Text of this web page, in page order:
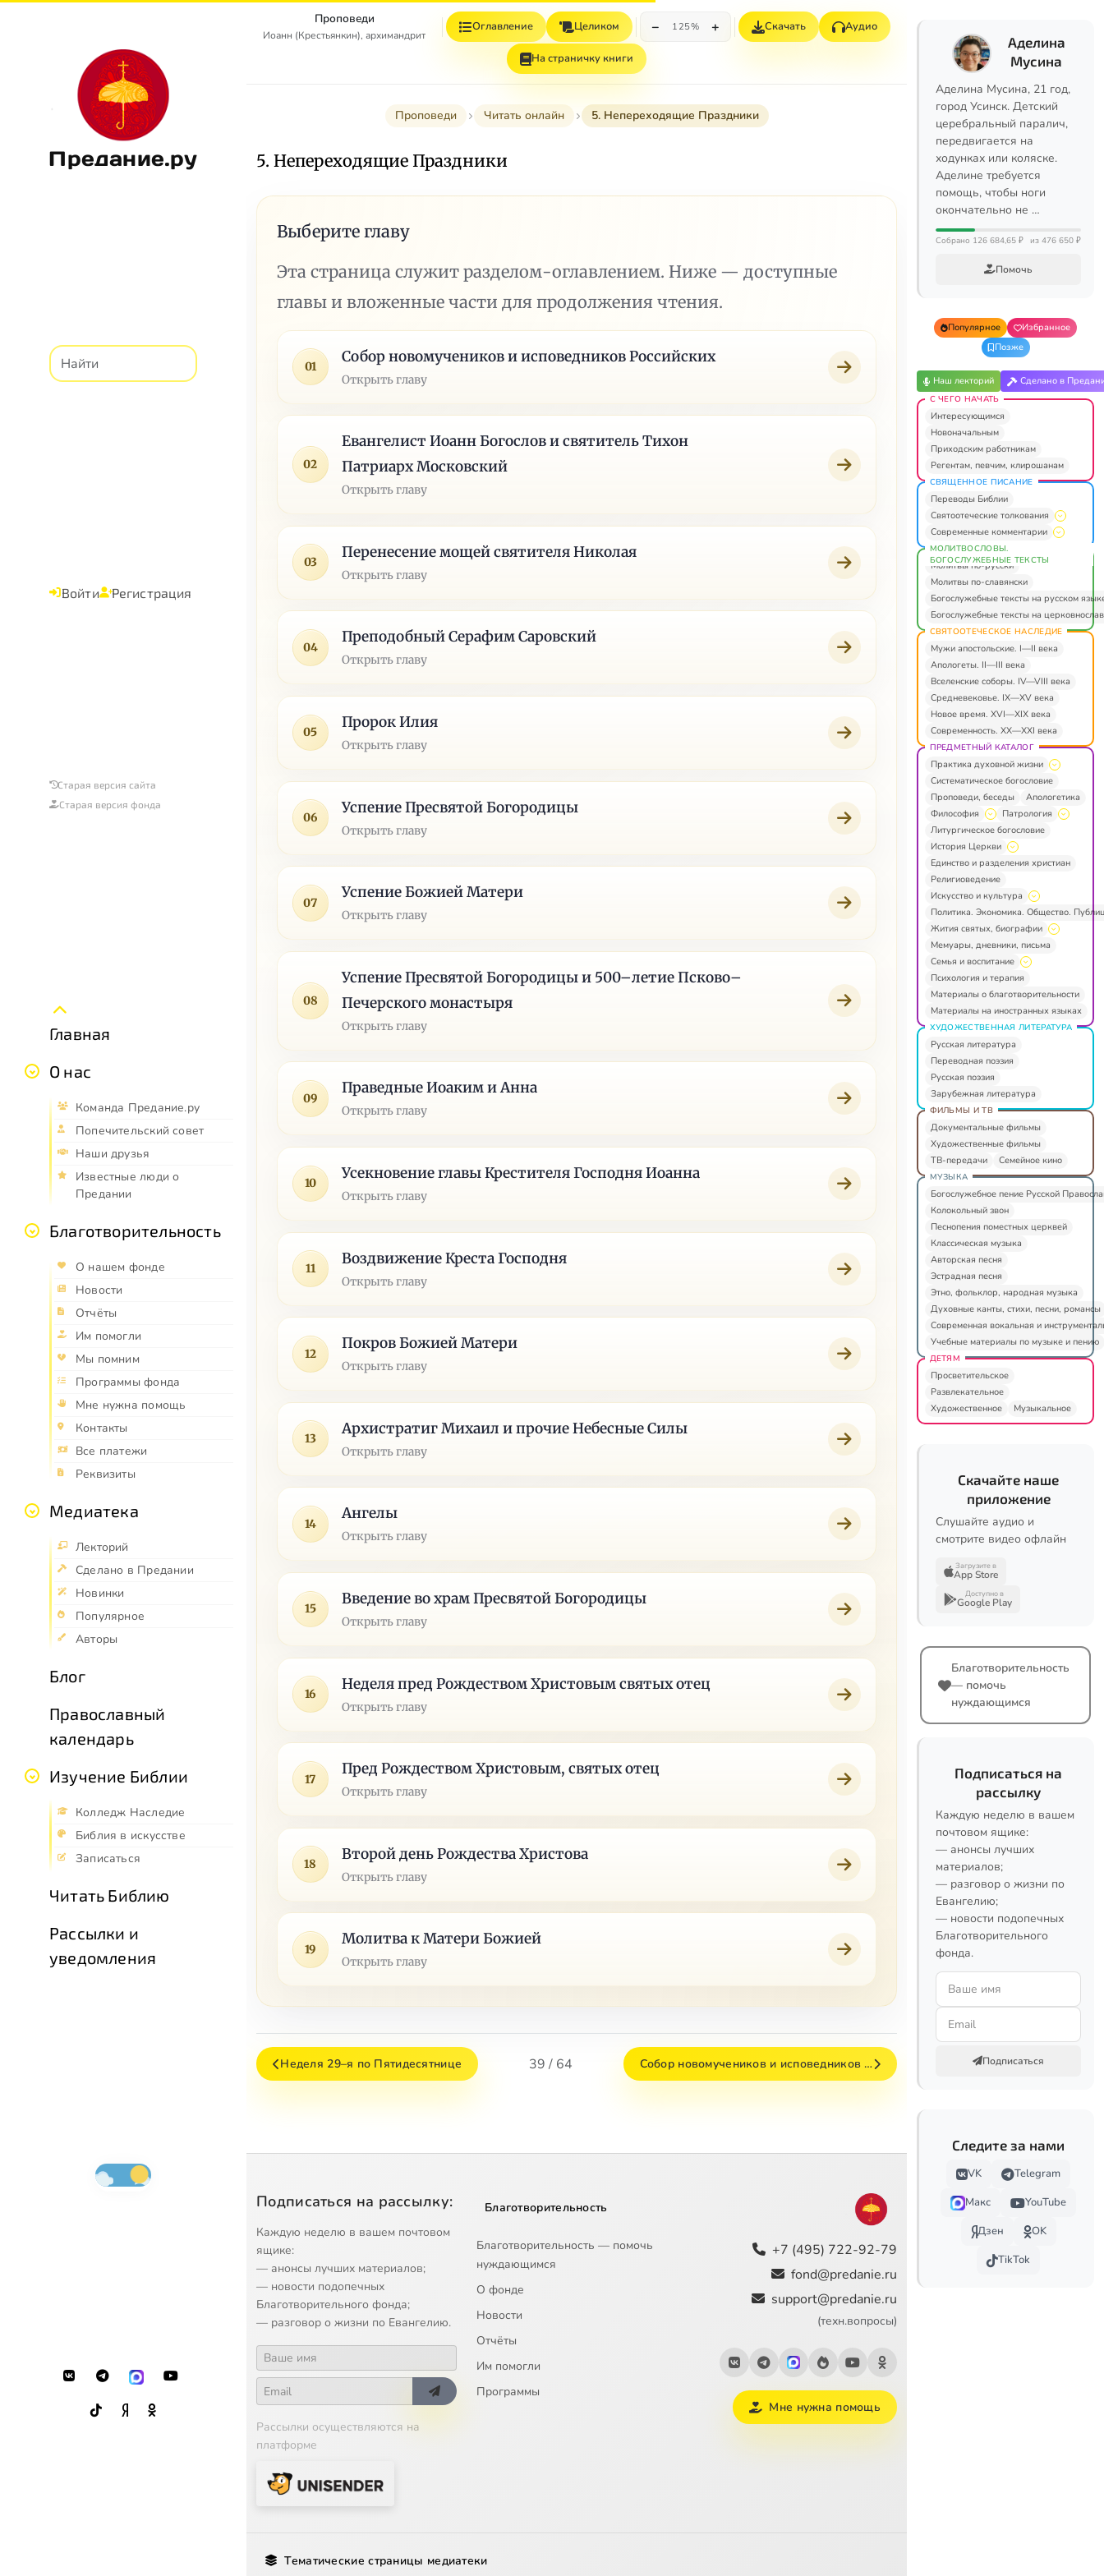
Предание.ру
Войти Регистрация
Старая версия сайта
Старая версия фонда
Главная
О нас
Команда Предание.ру
Попечительский совет
Наши друзья
Известные люди о
Предании
Благотворительность
О нашем фонде
Новости
Отчёты
Им помогли
Мы помним
Программы фонда
Мне нужна помощь
Контакты
Все платежи
Реквизиты
Медиатека
Лекторий
Сделано в Предании
Новинки
Популярное
Авторы
Блог
Православный
календарь
Изучение Библии
Колледж Наследие
Библия в искусстве
Записаться
Читать Библию
Рассылки и
уведомления
Проповеди
Иоанн (Крестьянкин), архимандрит
Оглавление Целиком − 125% + Скачать Аудио
На страничку книги
Проповеди Читать онлайн 5. Непереходящие Праздники
5. Непереходящие Праздники
Выберите главу
Эта страница служит разделом-оглавлением. Ниже — доступные
главы и вложенные части для продолжения чтения.
01
Собор новомучеников и исповедников Российских
Открыть главу
02
Евангелист Иоанн Богослов и святитель Тихон
Патриарх Московский
Открыть главу
03
Перенесение мощей святителя Николая
Открыть главу
04
Преподобный Серафим Саровский
Открыть главу
05
Пророк Илия
Открыть главу
06
Успение Пресвятой Богородицы
Открыть главу
07
Успение Божией Матери
Открыть главу
08
Успение Пресвятой Богородицы и 500–летие Псково–
Печерского монастыря
Открыть главу
09
Праведные Иоаким и Анна
Открыть главу
10
Усекновение главы Крестителя Господня Иоанна
Открыть главу
11
Воздвижение Креста Господня
Открыть главу
12
Покров Божией Матери
Открыть главу
13
Архистратиг Михаил и прочие Небесные Силы
Открыть главу
14
Ангелы
Открыть главу
15
Введение во храм Пресвятой Богородицы
Открыть главу
16
Неделя пред Рождеством Христовым святых отец
Открыть главу
17
Пред Рождеством Христовым, святых отец
Открыть главу
18
Второй день Рождества Христова
Открыть главу
19
Молитва к Матери Божией
Открыть главу
Неделя 29–я по Пятидесятнице 39 / 64 Собор новомучеников и исповедников …
Подписаться на рассылку:
Каждую неделю в вашем почтовом
ящике:
— анонсы лучших материалов;
— новости подопечных
Благотворительного фонда;
— разговор о жизни по Евангелию.
Рассылки осуществляются на
платформе
Благотворительность
Благотворительность — помочь
нуждающимся
О фонде
Новости
Отчёты
Им помогли
Программы
+7 (495) 722-92-79
fond@predanie.ru
support@predanie.ru
(техн.вопросы)
Мне нужна помощь
Тематические страницы медиатеки
Аделина
Мусина
Аделина Мусина, 21 год,
город Усинск. Детский
церебральный паралич,
передвигается на
ходунках или коляске.
Аделине требуется
помощь, чтобы ноги
окончательно не …
Собрано 126 684,65 ₽ из 476 650 ₽
Помочь
Популярное
Избранное
Позже
Наш лекторий Сделано в
С ЧЕГО НАЧАТЬ
Интересующимся
Новоначальным
Приходским работникам
Регентам, певчим, клирошанам
СВЯЩЕННОЕ ПИСАНИЕ
Переводы Библии
Святоотеческие толкования
Современные комментарии
МОЛИТВОСЛОВЫ.
БОГОСЛУЖЕБНЫЕ ТЕКСТЫ
Молитвы по-русски
Молитвы по-славянски
Богослужебные тексты на русском
Богослужебные тексты на
СВЯТООТЕЧЕСКОЕ НАСЛЕДИЕ
Мужи апостольские. I—II века
Апологеты. II—III века
Вселенские соборы. IV—VIII века
Средневековье. IX—XV века
Новое время. XVI—XIX века
Современность. XX—XXI века
ПРЕДМЕТНЫЙ КАТАЛОГ
Практика духовной жизни
Систематическое богословие
Проповеди, беседы
Апологетика
Философия
Патрология
Литургическое богословие
История Церкви
Единство и разделения христиан
Религиоведение
Искусство и культура
Политика. Экономика. Общество.
Жития святых, биографии
Мемуары, дневники, письма
Семья и воспитание
Психология и терапия
Материалы о благотворительности
Материалы на иностранных языках
ХУДОЖЕСТВЕННАЯ ЛИТЕРАТУРА
Русская литература
Переводная поэзия
Русская поэзия
Зарубежная литература
ФИЛЬМЫ И ТВ
Документальные фильмы
Художественные фильмы
ТВ-передачи
Семейное кино
МУЗЫКА
Богослужебное пение Русской
Колокольный звон
Песнопения поместных церквей
Классическая музыка
Авторская песня
Эстрадная песня
Этно, фольклор, народная музыка
Духовные канты, стихи, песни, романсы
Современная вокальная и
Учебные материалы по музыке и пению
ДЕТЯМ
Просветительское
Развлекательное
Художественное
Музыкальное
Скачайте наше
приложение
Слушайте аудио и
смотрите видео офлайн
Загрузите в
App Store
Доступно в
Google Play
Благотворительность
— помочь
нуждающимся
Подписаться на
рассылку
Каждую неделю в вашем
почтовом ящике:
— анонсы лучших
материалов;
— разговор о жизни по
Евангелию;
— новости подопечных
Благотворительного
фонда.
Подписаться
Следите за нами
VK
Telegram
Макс
YouTube
Дзен
OK
TikTok